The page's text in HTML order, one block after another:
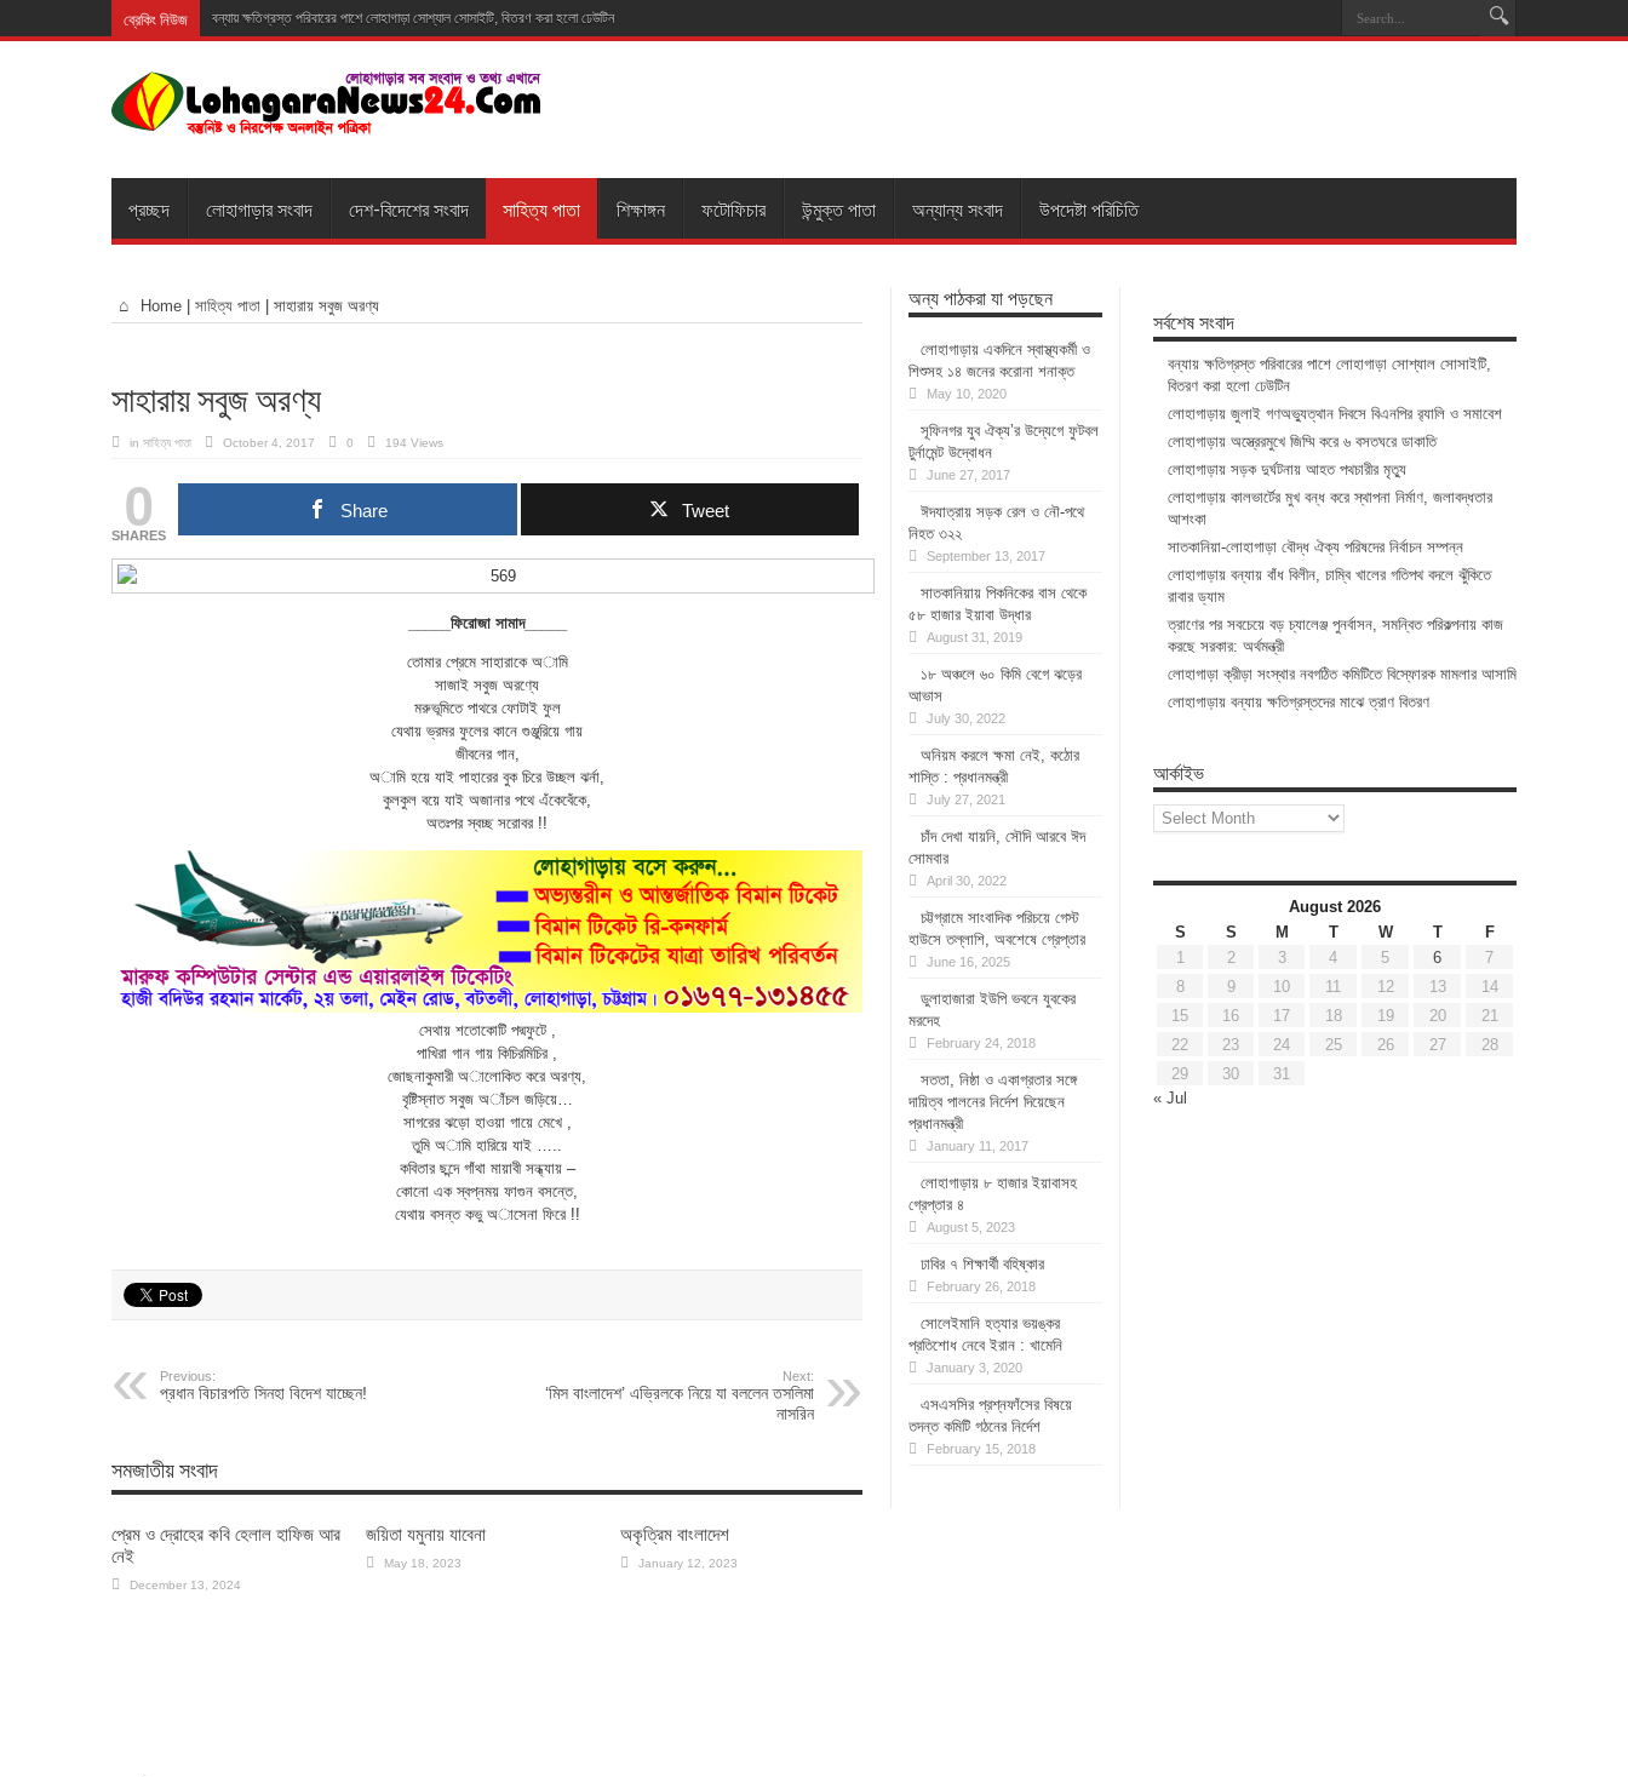
ব্রেকিং নিউজ বন্যায় ক্ষতিগ্রস্ত পরিবারের পাশে লোহাগাড়া সোশ্যাল সোসাইটি, বিতরণ করা হলো ঢেউটিন
প্রচ্ছদ লোহাগাড়ার সংবাদ দেশ-বিদেশের সংবাদ সাহিত্য পাতা শিক্ষাঙ্গন ফটোফিচার উন্মুক্ত পাতা অন্যান্য সংবাদ উপদেষ্টা পরিচিতি
Home সাহিত্য পাতা সাহারায় সবুজ অরণ্য
সাহারায় সবুজ অরণ্য
in সাহিত্য পাতা October 4, 2017 0 194 Views
0
SHARES
Share Tweet
_____ফিরোজা সামাদ_____
তোমার প্রেমে সাহারাকে অামি
সাজাই সবুজ অরণ্যে
মরুভূমিতে পাথরে ফোটাই ফুল
যেথায় ভ্রমর ফুলের কানে গুঞ্জুরিয়ে গায়
জীবনের গান,
অামি হয়ে যাই পাহারের বুক চিরে উচ্ছল ঝর্না,
কুলকুল বয়ে যাই অজানার পথে এঁকেবেঁকে,
অতঃপর স্বচ্ছ সরোবর !!
সেথায় শতোকোটি পদ্মফুটে ,
পাখিরা গান গায় কিচিরমিচির ,
জোছনাকুমারী অালোকিত করে অরণ্য,
বৃষ্টিস্নাত সবুজ অাঁচল জড়িয়ে…
সাগরের ঝড়ো হাওয়া গায়ে মেখে ,
তুমি অামি হারিয়ে যাই …..
কবিতার ছন্দে গাঁথা মায়াবী সন্ধ্যায় –
কোনো এক স্বপ্নময় ফাগুন বসন্তে,
যেথায় বসন্ত কভু অাসেনা ফিরে !!
Previous:
প্রধান বিচারপতি সিনহা বিদেশ যাচ্ছেন!
Next:
‘মিস বাংলাদেশ’ এভ্রিলকে নিয়ে যা বললেন তসলিমা
নাসরিন
সমজাতীয় সংবাদ
প্রেম ও দ্রোহের কবি হেলাল হাফিজ আর
নেই
December 13, 2024
জয়িতা যমুনায় যাবেনা
May 18, 2023
অকৃত্রিম বাংলাদেশ
January 12, 2023
অন্য পাঠকরা যা পড়ছেন
লোহাগাড়ায় একদিনে স্বাস্থ্যকর্মী ও
শিশুসহ ১৪ জনের করোনা শনাক্ত
May 10, 2020
সূফিনগর যুব ঐক্য’র উদ্যেগে ফুটবল
টুর্নামেন্ট উদ্বোধন
June 27, 2017
ঈদযাত্রায় সড়ক রেল ও নৌ-পথে
নিহত ৩২২
September 13, 2017
সাতকানিয়ায় পিকনিকের বাস থেকে
৫৮ হাজার ইয়াবা উদ্ধার
August 31, 2019
১৮ অঞ্চলে ৬০ কিমি বেগে ঝড়ের
আভাস
July 30, 2022
অনিয়ম করলে ক্ষমা নেই, কঠোর
শাস্তি : প্রধানমন্ত্রী
July 27, 2021
চাঁদ দেখা যায়নি, সৌদি আরবে ঈদ
সোমবার
April 30, 2022
চট্টগ্রামে সাংবাদিক পরিচয়ে গেস্ট
হাউসে তল্লাশি, অবশেষে গ্রেপ্তার
June 16, 2025
ডুলাহাজারা ইউপি ভবনে যুবকের
মরদেহ
February 24, 2018
সততা, নিষ্ঠা ও একাগ্রতার সঙ্গে
দায়িত্ব পালনের নির্দেশ দিয়েছেন
প্রধানমন্ত্রী
January 11, 2017
লোহাগাড়ায় ৮ হাজার ইয়াবাসহ
গ্রেপ্তার ৪
August 5, 2023
ঢাবির ৭ শিক্ষার্থী বহিষ্কার
February 26, 2018
সোলেইমানি হত্যার ভয়ঙ্কর
প্রতিশোধ নেবে ইরান : খামেনি
January 3, 2020
এসএসসির প্রশ্নফাঁসের বিষয়ে
তদন্ত কমিটি গঠনের নির্দেশ
February 15, 2018
সর্বশেষ সংবাদ
বন্যায় ক্ষতিগ্রস্ত পরিবারের পাশে লোহাগাড়া সোশ্যাল সোসাইটি,
বিতরণ করা হলো ঢেউটিন
লোহাগাড়ায় জুলাই গণঅভ্যুত্থান দিবসে বিএনপির র‌্যালি ও সমাবেশ
লোহাগাড়ায় অস্ত্রেরমুখে জিম্মি করে ৬ বসতঘরে ডাকাতি
লোহাগাড়ায় সড়ক দুর্ঘটনায় আহত পথচারীর মৃত্যু
লোহাগাড়ায় কালভার্টের মুখ বন্ধ করে স্থাপনা নির্মাণ, জলাবদ্ধতার
আশংকা
সাতকানিয়া-লোহাগাড়া বৌদ্ধ ঐক্য পরিষদের নির্বাচন সম্পন্ন
লোহাগাড়ায় বন্যায় বাঁধ বিলীন, চাম্বি খালের গতিপথ বদলে ঝুঁকিতে
রাবার ড্যাম
ত্রাণের পর সবচেয়ে বড় চ্যালেঞ্জ পুনর্বাসন, সমন্বিত পরিকল্পনায় কাজ
করছে সরকার: অর্থমন্ত্রী
লোহাগাড়া ক্রীড়া সংস্থার নবগঠিত কমিটিতে বিস্ফোরক মামলার আসামি
লোহাগাড়ায় বন্যায় ক্ষতিগ্রস্তদের মাঝে ত্রাণ বিতরণ
আর্কাইভ
আর্কাইভ
August 2026
S
S M T W T
F
1
2 3 4 5 6
7
8
9 10 11 12 13
14
15
16 17 18 19 20
21
22
23 24 25 26 27
28
29
30
31
« Jul